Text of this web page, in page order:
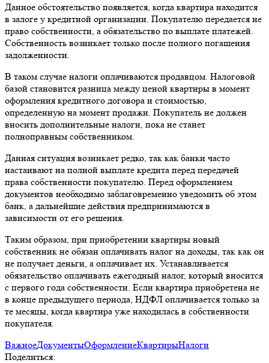
Данное обстоятельство появляется, когда квартира находится
в залоге у кредитной организации. Покупателю передается не
право собственности, а обязательство по выплате платежей.
Собственность возникает только после полного погашения
задолженности.
В таком случае налоги оплачиваются продавцом. Налоговой
базой становится разница между ценой квартиры в момент
оформления кредитного договора и стоимостью,
определенную на момент продажи. Покупатель не должен
вносить дополнительные налоги, пока не станет
полноправным собственником.
Данная ситуация возникает редко, так как банки часто
настаивают на полной выплате кредита перед передачей
права собственности покупателю. Перед оформлением
документов необходимо заблаговременно уведомить об этом
банк, а дальнейшие действия предпринимаются в
зависимости от его решения.
Таким образом, при приобретении квартиры новый
собственник не обязан оплачивать налог на доходы, так как он
не получает деньги, а оплачивает их. Устанавливается
обязательство оплачивать ежегодный налог, который вносится
с первого года собственности. Если квартира приобретена не
в конце предыдущего периода, НДФЛ оплачивается только за
те месяцы, когда квартира уже находилась в собственности
покупателя.
ВажноеДокументыОформлениеКвартирыНалоги
Поделиться: